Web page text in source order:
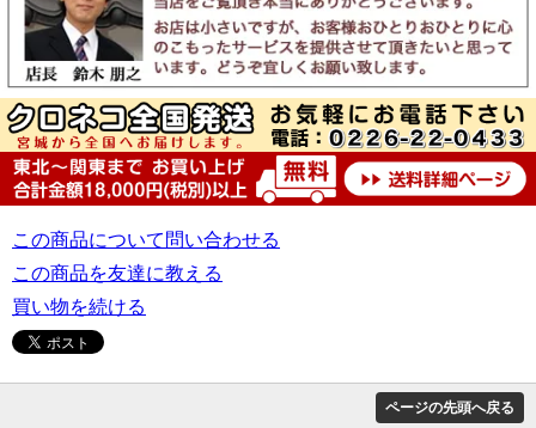
この商品について問い合わせる
この商品を友達に教える
買い物を続ける
ページの先頭へ戻る